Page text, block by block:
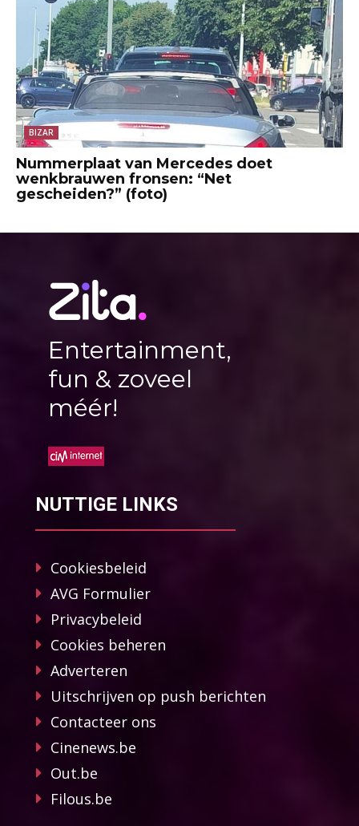
BIZAR
Nummerplaat van Mercedes doet
wenkbrauwen fronsen: “Net
gescheiden?” (foto)
Entertainment,
fun & zoveel
méér!
NUTTIGE LINKS
Cookiesbeleid
AVG Formulier
Privacybeleid
Cookies beheren
Adverteren
Uitschrijven op push berichten
Contacteer ons
Cinenews.be
Out.be
Filous.be